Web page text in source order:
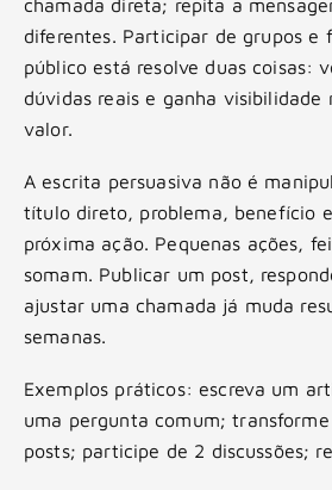
chamada direta; repita a
diferentes. Participar de grupos e
público está resolve duas coisas:
dúvidas reais e ganha visibilidade
valor.
A escrita persuasiva não é
título direto, problema, benefício
próxima ação. Pequenas ações,
somam. Publicar um post,
ajustar uma chamada já muda
semanas.
Exemplos práticos: escreva um
uma pergunta comum;
posts; participe de 2 discussões;